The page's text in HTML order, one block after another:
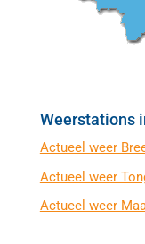
Weerstations
Actueel weer
Actueel weer
Actueel weer